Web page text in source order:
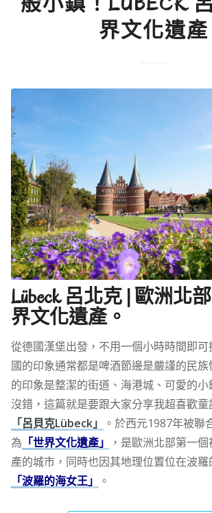
界文化遺產
Lübeck 呂北克 | 歐洲北
界文化遺產。
從德國漢堡出發，不用一個小時時間即
國的印象通常都是啤酒節邊是嚴謹的民
的印象是整潔的街道、海港城、可愛的小
沒錯，這篇就是要跟大家分享我超喜歡
「呂貝克Lübeck」
。於西元1987年被聯
為 「世界文化遺產」
，是歐洲北部第一
產的城市，同時也因其地理位置位在波
「波羅的海女王」
。